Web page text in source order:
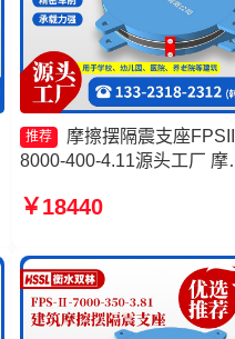
推荐
摩擦摆隔震支座
8000-400-4.11源头工厂 摩
擦摆隔震支座FPS3A生产
350-3.81厂家
￥18440